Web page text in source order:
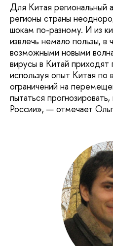
Для Китая региональный
регионы страны
шокам по-разному. И из
извлечь немало пользы, в
возможными новыми
вирусы в Китай приходят
используя опыт Китая
ограничений на
пытаться
России», — отмечает